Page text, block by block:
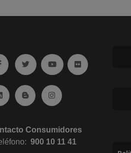
Ir a facebook (abre en ventana nueva)
Ir a twitter (abre en ventana
Ir a YouTube (abre en
Ir a Flickr (abre
Ir a Linkedin (abre en ventana nueva)
Ir al Blog (abre en ventana
Ir a Instagram (abre en
Consumidores
900 10 11 41